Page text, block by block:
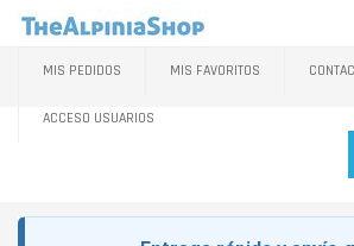
MIS PEDIDOS MIS FAVORITOS
ACCESO USUARIOS